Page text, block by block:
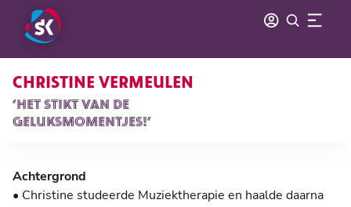
CHRISTINE VERMEULEN
‘HET STIKT VAN DE
GELUKSMOMENTJES!’
Achtergrond
• Christine studeerde Muziektherapie en haalde daarna